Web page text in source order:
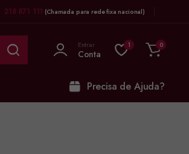
218 871 111 (Chamada para rede fixa nacional)
Entrar
Conta
1 0
Precisa de Ajuda?